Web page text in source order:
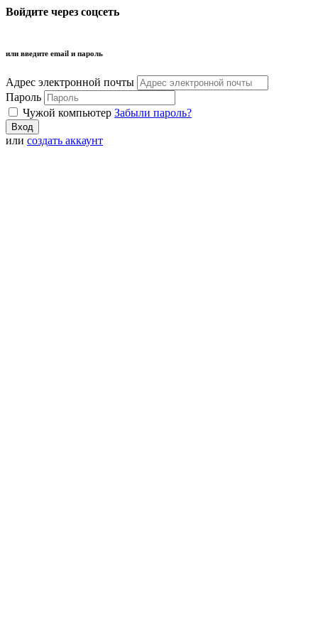
Войдите через соцсеть
или введите email и пароль
Адрес электронной почты
Пароль
Чужой компьютер Забыли пароль?
или создать аккаунт